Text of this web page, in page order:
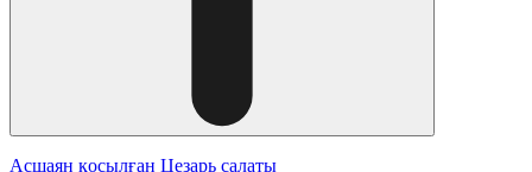
Асшаян қосылған Цезарь салаты